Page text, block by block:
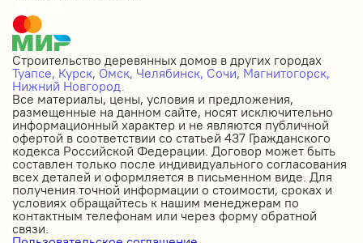
Строительство деревянных домов в других городах
Туапсе, Курск, Омск, Челябинск, Сочи, Магнитогорск,
Нижний Новгород.
Все материалы, цены, условия и предложения,
размещенные на данном сайте, носят исключительно
информационный характер и не являются публичной
офертой в соответствии со статьей 437 Гражданского
кодекса Российской Федерации. Договор может быть
составлен только после индивидуального согласования
всех деталей и оформляется в письменном виде. Для
получения точной информации о стоимости, сроках и
условиях обращайтесь к нашим менеджерам по
контактным телефонам или через форму обратной
связи.